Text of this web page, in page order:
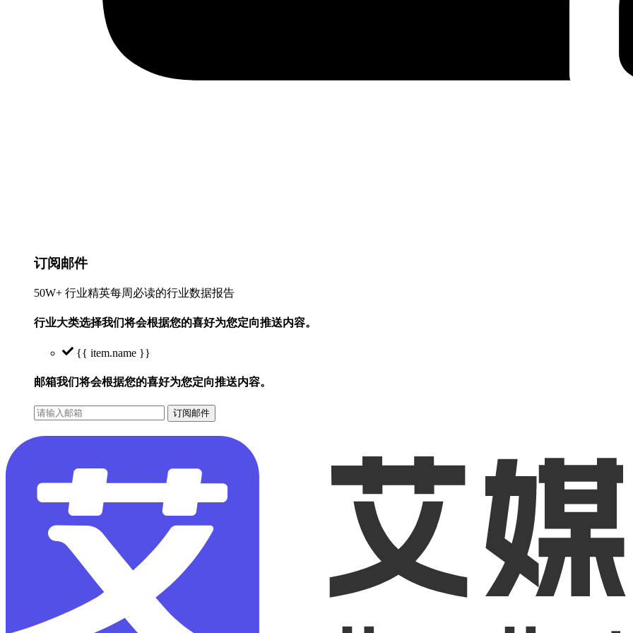
订阅邮件
50W+ 行业精英每周必读的行业数据报告
行业大类选择我们将会根据您的喜好为您定向推送内容。
{{ item.name }}
邮箱我们将会根据您的喜好为您定向推送内容。
订阅邮件